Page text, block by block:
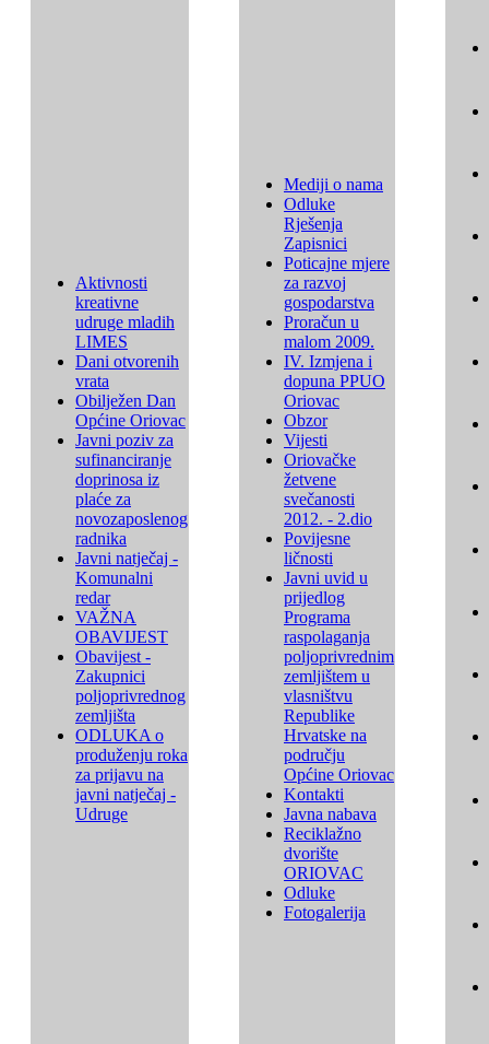
Aktivnosti
kreativne
udruge mladih
LIMES
Dani otvorenih
vrata
Obilježen Dan
Općine Oriovac
Javni poziv za
sufinanciranje
doprinosa iz
plaće za
novozaposlenog
radnika
Javni natječaj -
Komunalni
redar
VAŽNA
OBAVIJEST
Obavijest -
Zakupnici
poljoprivrednog
zemljišta
ODLUKA o
produženju roka
za prijavu na
javni natječaj -
Udruge
Mediji o nama
Odluke
Rješenja
Zapisnici
Poticajne mjere
za razvoj
gospodarstva
Proračun u
malom 2009.
IV. Izmjena i
dopuna PPUO
Oriovac
Obzor
Vijesti
Oriovačke
žetvene
svečanosti
2012. - 2.dio
Povijesne
ličnosti
Javni uvid u
prijedlog
Programa
raspolaganja
poljoprivrednim
zemljištem u
vlasništvu
Republike
Hrvatske na
području
Općine Oriovac
Kontakti
Javna nabava
Reciklažno
dvorište
ORIOVAC
Odluke
Fotogalerija